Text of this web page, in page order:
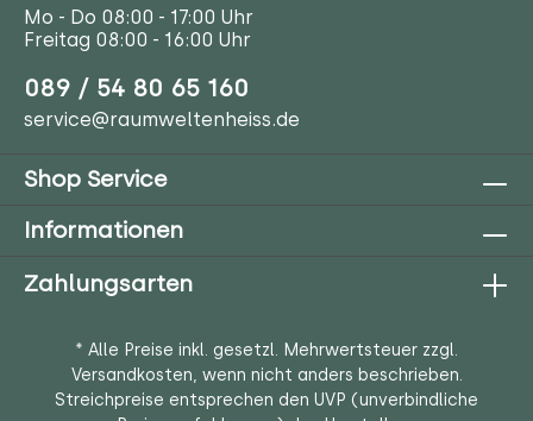
Mo - Do 08:00 - 17:00 Uhr
Freitag 08:00 - 16:00 Uhr
089 / 54 80 65 160
service@raumweltenheiss.de
Shop Service
Informationen
Zahlungsarten
* Alle Preise inkl. gesetzl. Mehrwertsteuer zzgl.
Versandkosten, wenn nicht anders beschrieben.
Streichpreise entsprechen den UVP (unverbindliche